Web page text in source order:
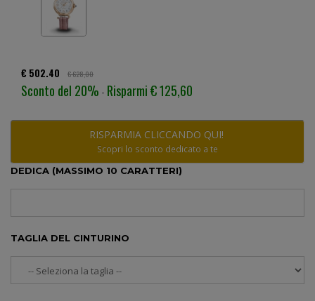
€ 502.40 € 628,00
Sconto del 20% - Risparmi € 125,60
RISPARMIA CLICCANDO QUI!
Scopri lo sconto dedicato a te
DEDICA (MASSIMO 10 CARATTERI)
TAGLIA DEL CINTURINO